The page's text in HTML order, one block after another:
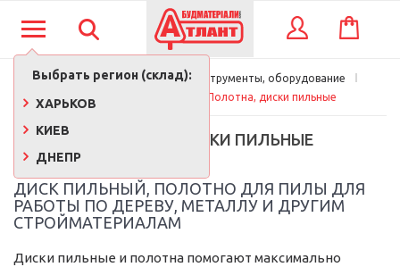
Выбрать регион (склад):
ХАРЬКОВ
КИЕВ
ДНЕПР
КОРЗИНА
Главная
Строительные инструменты, оборудование
Расходные материалы
Полотна, диски пильные
ПОЛОТНА, ДИСКИ ПИЛЬНЫЕ
ДИСК ПИЛЬНЫЙ, ПОЛОТНО ДЛЯ ПИЛЫ ДЛЯ
РАБОТЫ ПО ДЕРЕВУ, МЕТАЛЛУ И ДРУГИМ
СТРОЙМАТЕРИАЛАМ
Диски пильные и полотна помогают максимально